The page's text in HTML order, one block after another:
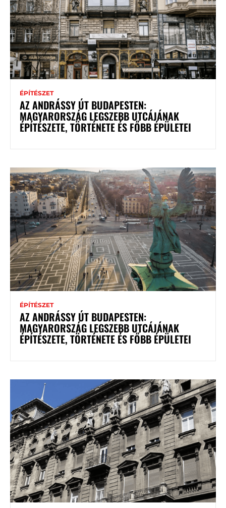
ÉPÍTÉSZET
AZ ANDRÁSSY ÚT BUDAPESTEN:
MAGYARORSZÁG LEGSZEBB UTCÁJÁNAK
ÉPÍTÉSZETE, TÖRTÉNETE ÉS FŐBB ÉPÜLETEI
ÉPÍTÉSZET
AZ ANDRÁSSY ÚT BUDAPESTEN:
MAGYARORSZÁG LEGSZEBB UTCÁJÁNAK
ÉPÍTÉSZETE, TÖRTÉNETE ÉS FŐBB ÉPÜLETEI